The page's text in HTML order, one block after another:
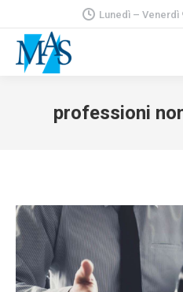
Lunedì – Venerdì
professioni